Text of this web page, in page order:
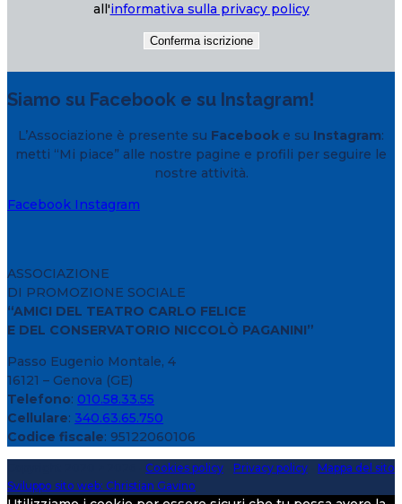
all'informativa sulla privacy policy
Siamo su Facebook e su Instagram!
L’Associazione è presente su Facebook e su Instagram:
metti “Mi piace” alle nostre pagine e profili per seguire le
nostre attività.
Facebook Instagram
ASSOCIAZIONE
DI PROMOZIONE SOCIALE
“AMICI DEL TEATRO CARLO FELICE
E DEL CONSERVATORIO NICCOLÒ PAGANINI”
Passo Eugenio Montale, 4
16121 – Genova (GE)
Telefono: 010.58.33.55
Cellulare: 340.63.65.750
Codice fiscale: 95122060106
Cookies policy Privacy policy
Mappa del sito
Sviluppo sito web: Christian Gavino